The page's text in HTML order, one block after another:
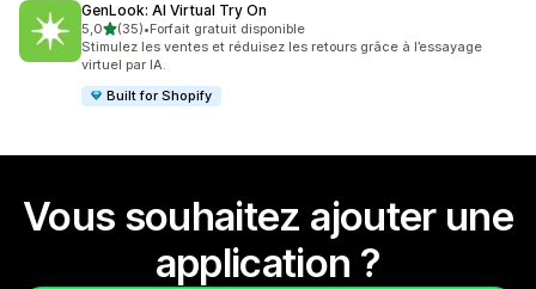
GenLook: AI Virtual Try On
5,0étoile(s) sur 5
(35)
35 avis au total
•Forfait gratuit disponible
Stimulez les ventes et réduisez les retours grâce à l’essayage
virtuel par IA.
Built for Shopify
Vous souhaitez ajouter une
application ?